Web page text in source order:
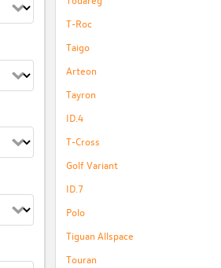
T-Roc
Taigo
Arteon
Tayron
ID.4
T-Cross
Golf Variant
ID.7
Polo
Tiguan Allspace
Touran